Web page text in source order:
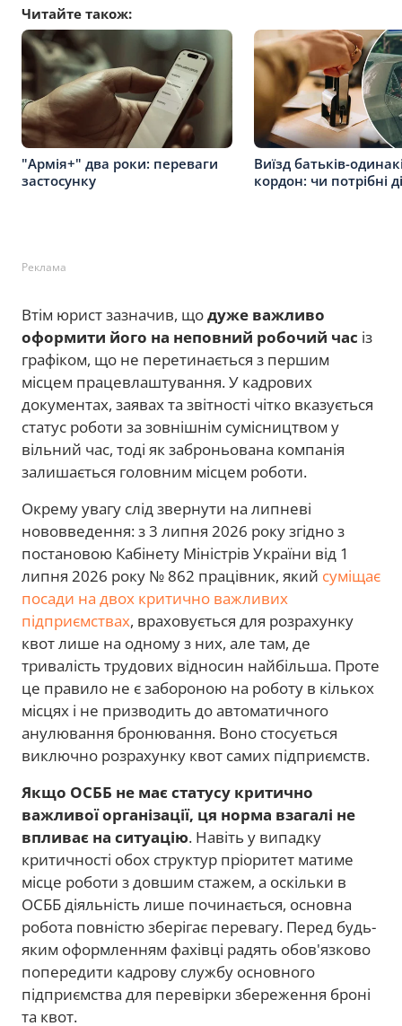
Читайте також:
"Армія+" два роки: переваги
застосунку
Виїзд батьків-
кордон: чи потрібні
Реклама
Втім юрист зазначив, щодуже важливо
оформити його на неповний робочий час із
графіком, що не перетинається з першим
місцем працевлаштування. У кадрових
документах, заявах та звітності чітко вказується
статус роботи за зовнішнім сумісництвом у
вільний час, тоді як заброньована компанія
залишається головним місцем роботи.
Окрему увагу слід звернути на липневі
нововведення: з 3 липня 2026 року згідно з
постановою Кабінету Міністрів України від 1
липня 2026 року № 862 працівник, який суміщає
посади на двох критично важливих
підприємствах, враховується для розрахунку
квот лише на одному з них, але там, де
тривалість трудових відносин найбільша. Проте
це правило не є забороною на роботу в кількох
місцях і не призводить до автоматичного
анулювання бронювання. Воно стосується
виключно розрахунку квот самих підприємств.
Якщо ОСББ не має статусу критично
важливої організації, ця норма взагалі не
впливає на ситуацію. Навіть у випадку
критичності обох структур пріоритет матиме
місце роботи з довшим стажем, а оскільки в
ОСББ діяльність лише починається, основна
робота повністю зберігає перевагу. Перед будь-
яким оформленням фахівці радять обов'язково
попередити кадрову службу основного
підприємства для перевірки збереження броні
та квот.